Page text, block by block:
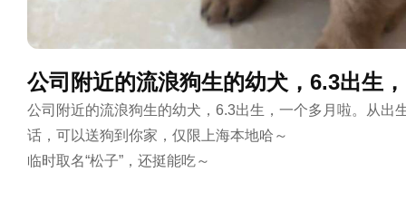
公司附近的流浪狗生的幼犬，6.3出生
公司附近的流浪狗生的幼犬，6.3出生，一个多月啦。从
话，可以送狗到你家，仅限上海本地哈～
临时取名“松子”，还挺能吃～